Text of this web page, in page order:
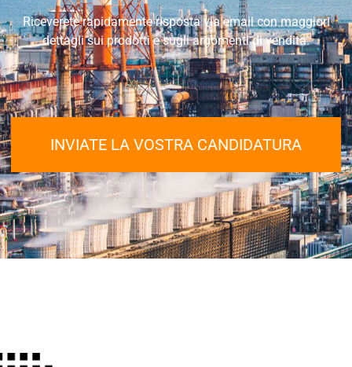
Riceverete rapidamente risposta via email con maggiori
dettagli sui prodotti e sugli argomenti di vendita.
INVIATE LA VOSTRA CANDIDATURA